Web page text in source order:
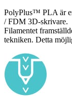
PolyPlus™ PLA är
/ FDM 3D-skrivare.
Filamentet
tekniken. Detta